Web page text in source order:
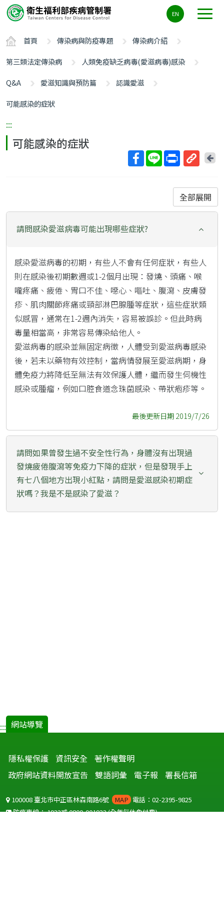
要
容
ALT+C
EN
首頁 傳染病與防疫專題
傳染病介紹
第三類法定傳染病
人類免疫缺乏病毒(愛滋病毒)感染
Q&A
愛滋知識與預防篇
認識愛滋
可能感染的症狀
:::
可能感染的症狀
短
網
回
全部展開
請問感染愛滋病毒可能出現哪些症狀?
感染愛滋病毒的初期，有些人不會有任何症狀，有些人
則在感染後初期數週或1-2個月出現：發燒、頭痛、喉
嚨疼痛、疲倦、胃口不佳、噁心、嘔吐、腹瀉、皮膚發
疹、肌肉關節疼痛或頸部淋巴腺腫等症狀，這些症狀類
似感冒，通常在1-2週內消失，容易被誤診。但此時病
毒量相當高，非常容易傳染給他人。
愛滋病毒的感染並無固定病徵，人體受到愛滋病毒感染
後，若未以藥物有效控制，當病情發展至愛滋病期，身
體免疫力將降低至無法有效保護人體，繼而發生伺機性
感染或腫瘤，例如口腔食道念珠菌感染、帶狀疱疹等。
最後更新日期 2019/7/26
請問如果曾發生過不安全性行為，身體沒有出現過
發燒疲倦腹瀉等免疫力下降的症狀，但是發現手上
有七八個地方出現小紅點，請問是愛滋感染初期症
狀嗎？我是不是感染了愛滋？
::: 網站導覽
隱私權保護 資訊安全 著作權聲明
政府網站資料開放宣告
雙語詞彙 電子報 署長信箱
100008 臺北市中正區林森南路6號 MAP 電話：02-2395-9825
防疫專線：1922或0800-001922(全年無休免付費)